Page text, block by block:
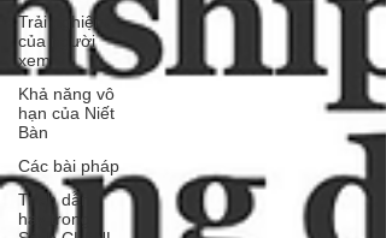
Trải nghiệm
của người
xem
Khả năng vô
hạn của Niết
Bàn
Các bài pháp
Trích dẫn
hay trong